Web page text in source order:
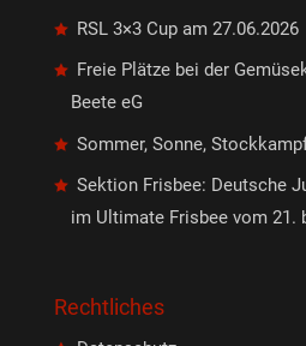
RSL 3×3 Cup am 27.06.2026
Freie Plätze bei der
Beete eG
Sommer, Sonne,
Sektion Frisbee: Deutsche
im Ultimate Frisbee vom 21.
Rechtliches